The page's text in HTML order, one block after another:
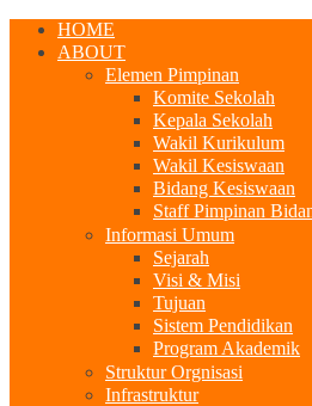
HOME
ABOUT
Elemen Pimpinan
Komite Sekolah
Kepala Sekolah
Wakil Kurikulum
Wakil Kesiswaan
Bidang Kesiswaan
Staff Pimpinan
Informasi Umum
Sejarah
Visi & Misi
Tujuan
Sistem Pendidikan
Program Akademik
Struktur Orgnisasi
Infrastruktur